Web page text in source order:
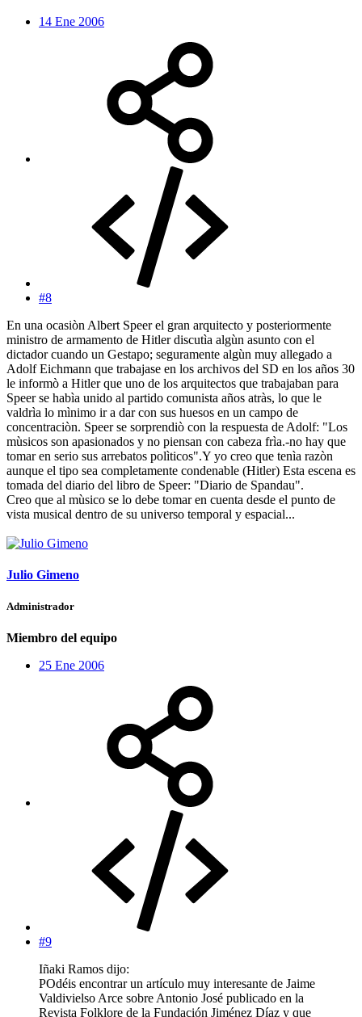
14 Ene 2006
#8
En una ocasiòn Albert Speer el gran arquitecto y posteriormente
ministro de armamento de Hitler discutìa algùn asunto con el
dictador cuando un Gestapo; seguramente algùn muy allegado a
Adolf Eichmann que trabajase en los archivos del SD en los años 30
le informò a Hitler que uno de los arquitectos que trabajaban para
Speer se habìa unido al partido comunista años atràs, lo que le
valdrìa lo mìnimo ir a dar con sus huesos en un campo de
concentraciòn. Speer se sorprendiò con la respuesta de Adolf: "Los
mùsicos son apasionados y no piensan con cabeza frìa.-no hay que
tomar en serio sus arrebatos polìticos".Y yo creo que tenìa razòn
aunque el tipo sea completamente condenable (Hitler) Esta escena es
tomada del diario del libro de Speer: "Diario de Spandau".
Creo que al mùsico se lo debe tomar en cuenta desde el punto de
vista musical dentro de su universo temporal y espacial...
Julio Gimeno
Administrador
Miembro del equipo
25 Ene 2006
#9
Iñaki Ramos dijo:
POdéis encontrar un artículo muy interesante de Jaime
Valdivielso Arce sobre Antonio José publicado en la
Revista Folklore de la Fundación Jiménez Díaz y que